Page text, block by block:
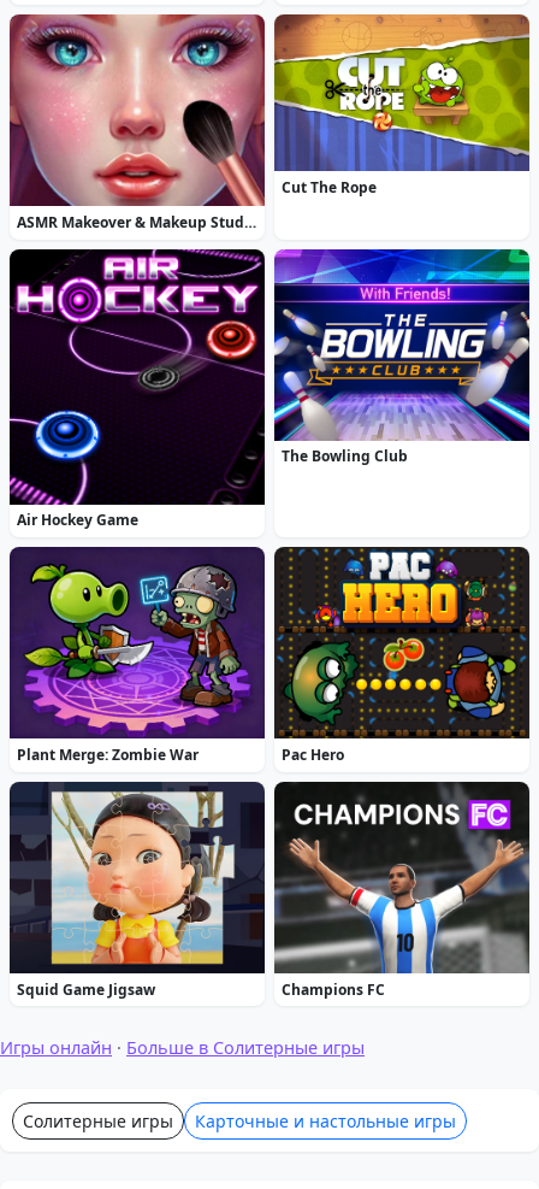
ASMR Makeover & Makeup Studio
Cut The Rope
Air Hockey Game
The Bowling Club
Plant Merge: Zombie War Pac Hero
Squid Game Jigsaw Champions FC
Игры онлайн · Больше в Солитерные игры
Солитерные игры Карточные и настольные игры